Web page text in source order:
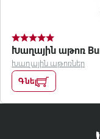
Խաղային աթոռ
Խաղային աթոռներ
Գնել